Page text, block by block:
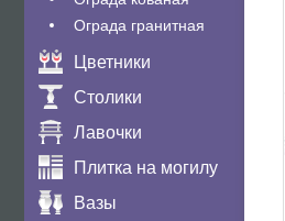
Ограда гранитная
Цветники
Столики
Лавочки
Плитка на могилу
Вазы